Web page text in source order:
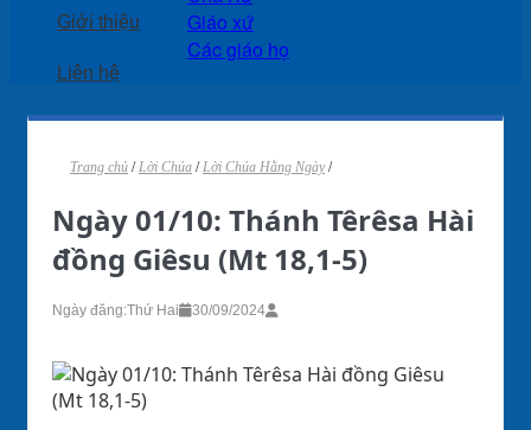
Giới thiệu
Giáo xứ
Các giáo họ
Liên hệ
Trang chủ /Lời Chúa /Lời Chúa Hằng Ngày/
Ngày 01/10: Thánh Têrêsa Hài
đồng Giêsu (Mt 18,1-5)
Ngày đăng:Thứ Hai 30/09/2024